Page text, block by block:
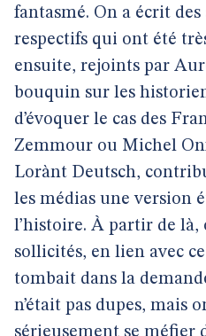
fantasmé. On a écrit
respectifs qui ont été
ensuite, rejoints par
bouquin sur les
d’évoquer le cas des
Zemmour ou Michel
Lorànt Deutsch,
les médias une version
l’histoire. À partir de là,
sollicités, en lien avec
tombait dans la
n’était pas dupes, mais
sérieusement se méfier